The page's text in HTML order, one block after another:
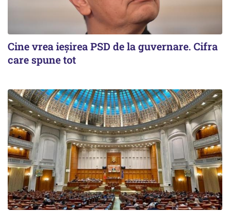
Cine vrea ieșirea PSD de la guvernare. Cifra
care spune tot